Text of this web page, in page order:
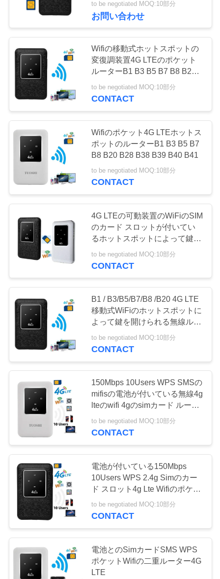
要
求
し
な
さ
い
地
PRIVACY
to be negotiated MOQ:10部分
お問い合わせ
Wifiの移動式ホットスポットの
変復調装置4G LTEのポケット
ルーターB1 B3 B5 B7 B8 B20
B28 B38 B39 B40
to be negotiated MOQ:10部分
CONTACT
Wifiのポケット4G LTEホットス
ポットのルーターB1 B3 B5 B7
B8 B20 B28 B38 B39 B40 B41
to be negotiated MOQ:10部分
CONTACT
4G LTEの可動装置のWiFiのSIM
のカード スロットが付いてい
るホットスポットによって鍵を
開けられる無線インターネット
のルーター
to be negotiated MOQ:10部分
CONTACT
B1 / B3/B5/B7/B8 /B20 4G LTE
移動式WiFiのホットスポットに
よって鍵を開けられる無線ルー
ター
to be negotiated MOQ:10部分
CONTACT
150Mbps 10Users WPS SMSの
mifisの電池が付いている無線4g
lteのwifi 4gのsimカード ルータ
ー
to be negotiated MOQ:10部分
CONTACT
電池が付いている150Mbps
10Users WPS 2.4g Simのカー
ド スロット4g Lte Wifiのポケッ
ト ホットスポットのルーター
to be negotiated MOQ:10部分
CONTACT
電池とのSimカードSMS WPS
ポケットWifiの二重ルーター4G
LTE